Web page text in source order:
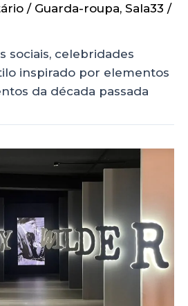
/ Guarda-roupa, Sala33 /
sociais, celebridades
inspirado por elementos
da década passada